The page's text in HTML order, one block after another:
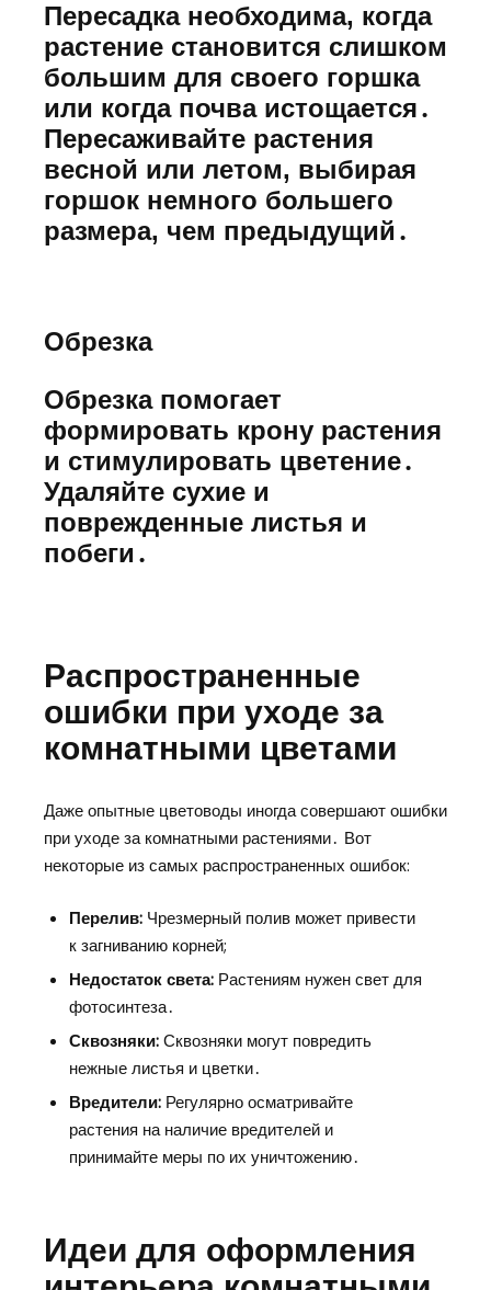
Пересадка необходима, когда
растение становится слишком
большим для своего горшка
или когда почва истощается․
Пересаживайте растения
весной или летом, выбирая
горшок немного большего
размера, чем предыдущий․
Обрезка
Обрезка помогает
формировать крону растения
и стимулировать цветение․
Удаляйте сухие и
поврежденные листья и
побеги․
Распространенные
ошибки при уходе за
комнатными цветами
Даже опытные цветоводы иногда совершают ошибки
при уходе за комнатными растениями․ Вот
некоторые из самых распространенных ошибок:
Перелив:Чрезмерный полив может привести
к загниванию корней;
Недостаток света:Растениям нужен свет для
фотосинтеза․
Сквозняки:Сквозняки могут повредить
нежные листья и цветки․
Вредители:Регулярно осматривайте
растения на наличие вредителей и
принимайте меры по их уничтожению․
Идеи для оформления